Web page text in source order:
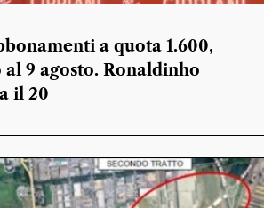
a quota 1.600,
9 agosto. Ronaldinho
il 20